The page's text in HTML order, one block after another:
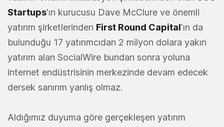
Startups'ın kurucusu Dave McClure ve önemli
yatırım şirketlerinden First Round Capital'ın da
bulunduğu 17 yatırımcıdan 2 milyon dolara yakın
yatırım alan SocialWire bundan sonra yoluna
internet endüstrisinin merkezinde devam edecek
dersek sanırım yanlış olmaz.
Aldığımız duyuma göre gerçekleşen yatırım